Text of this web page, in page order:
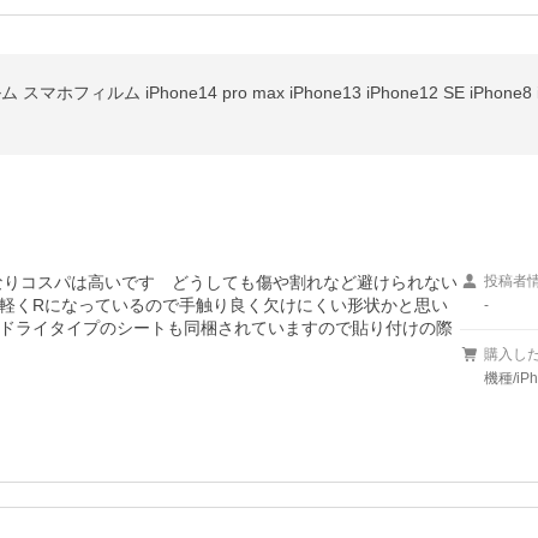
コスパは高いです　どうしても傷や割れなど避けられない
くRになっているので手触り良く欠けにくい形状かと思い
ライタイプのシートも同梱されていますので貼り付けの際
投稿者
-
購入し
機種/